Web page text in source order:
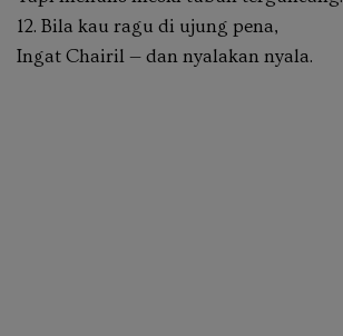
12. Bila kau ragu di ujung pena,
Ingat Chairil — dan nyalakan nyala. ‎